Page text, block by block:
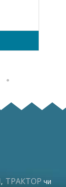
, ТРАКТОР чи